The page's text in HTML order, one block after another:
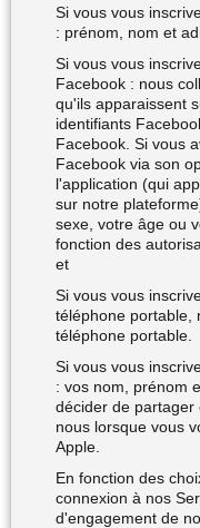
Si vous vous
: prénom, nom et
Si vous vous
Facebook : nous
qu'ils apparaissent
identifiants
Facebook. Si vous
Facebook via son
l'application (qui
sur notre
sexe, votre âge ou
fonction des
et
Si vous vous
téléphone portable,
téléphone portable.
Si vous vous
: vos nom, prénom
décider de partager
nous lorsque vous
Apple.
En fonction des
connexion à nos
d'engagement de